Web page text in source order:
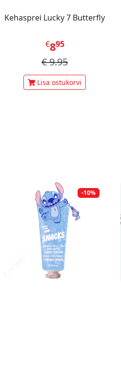
Kehasprei Lucky 7 Butterfly
€895
€9.95
Lisa ostukorvi
-10%